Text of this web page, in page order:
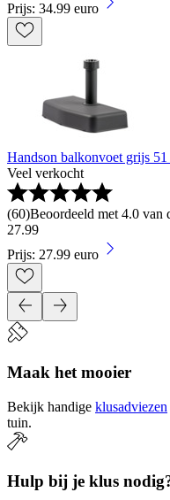
Prijs: 34.99 euro
Handson balkonvoet grijs
Veel verkocht
(60)Beoordeeld met 4.0 van
27.99
Prijs: 27.99 euro
Maak het mooier
Bekijk handige klusadviezen
tuin.
Hulp bij je klus